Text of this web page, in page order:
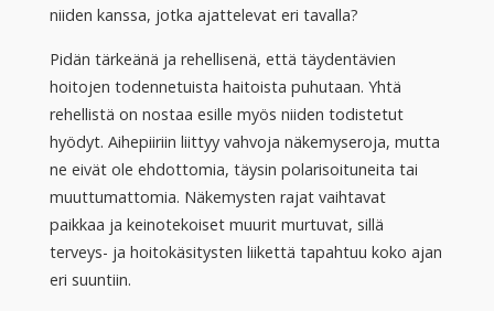
niiden kanssa, jotka ajattelevat eri tavalla?
Pidän tärkeänä ja rehellisenä, että täydentävien
hoitojen todennetuista haitoista puhutaan. Yhtä
rehellistä on nostaa esille myös niiden todistetut
hyödyt. Aihepiiriin liittyy vahvoja näkemyseroja, mutta
ne eivät ole ehdottomia, täysin polarisoituneita tai
muuttumattomia. Näkemysten rajat vaihtavat
paikkaa ja keinotekoiset muurit murtuvat, sillä
terveys- ja hoitokäsitysten liikettä tapahtuu koko ajan
eri suuntiin.